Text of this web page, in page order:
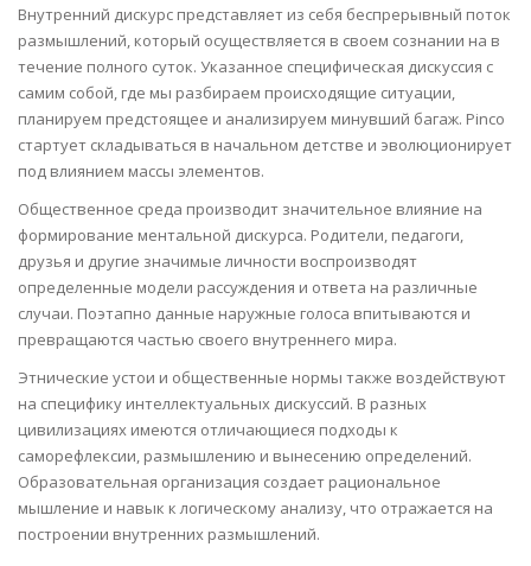
Внутренний дискурс представляет из себя беспрерывный поток
размышлений, который осуществляется в своем сознании на в
течение полного суток. Указанное специфическая дискуссия с
самим собой, где мы разбираем происходящие ситуации,
планируем предстоящее и анализируем минувший багаж. Pinco
стартует складываться в начальном детстве и эволюционирует
под влиянием массы элементов.
Общественное среда производит значительное влияние на
формирование ментальной дискурса. Родители, педагоги,
друзья и другие значимые личности воспроизводят
определенные модели рассуждения и ответа на различные
случаи. Поэтапно данные наружные голоса впитываются и
превращаются частью своего внутреннего мира.
Этнические устои и общественные нормы также воздействуют
на специфику интеллектуальных дискуссий. В разных
цивилизациях имеются отличающиеся подходы к
саморефлексии, размышлению и вынесению определений.
Образовательная организация создает рациональное
мышление и навык к логическому анализу, что отражается на
построении внутренних размышлений.